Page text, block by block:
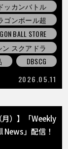
ドッカンバトル
ゴンボール超
BALL STORE
ン スクアドラ
DBSCG
2026.05.11
月）】「Weekly
」配信！